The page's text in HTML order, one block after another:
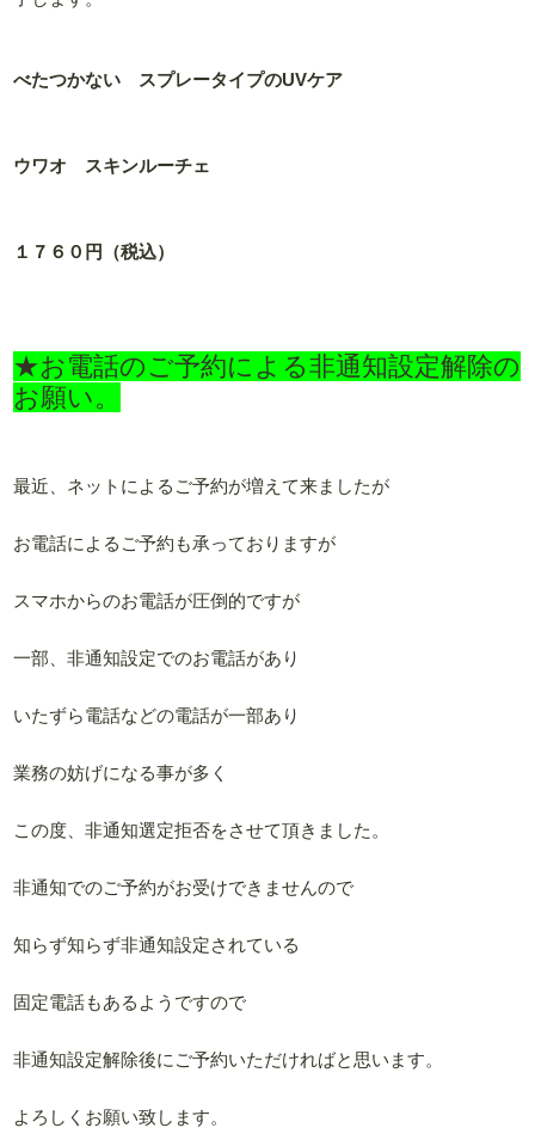
べたつかない スプレータイプのUVケア
ウワオ スキンルーチェ
１７６０円（税込）
★お電話のご予約による非通知設定解除の
お願い。
最近、ネットによるご予約が増えて来ましたが
お電話によるご予約も承っておりますが
スマホからのお電話が圧倒的ですが
一部、非通知設定でのお電話があり
いたずら電話などの電話が一部あり
業務の妨げになる事が多く
この度、非通知選定拒否をさせて頂きました。
非通知でのご予約がお受けできませんので
知らず知らず非通知設定されている
固定電話もあるようですので
非通知設定解除後にご予約いただければと思います。
よろしくお願い致します。